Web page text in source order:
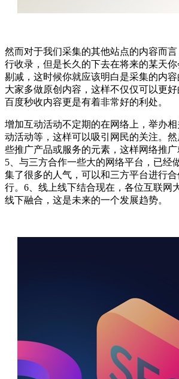
然而对于我们采集的其他站点的内容而
行收录，但是长久的下去在将来的某天
剔减，这时候你就应该明白是采集的内
大家多做原创内容，这样不仅仅可以更
百度秒收内容更是有着非常好的利处。
增加互动活动不定期的在网络上，举办
动活动等，这样可以吸引网民的关注。
些推广产品或服务的元素，这样网络推广
5、与三方合作一些大的网络平台，已经
集了很多的人气，可以和三方平台进行
行。6、线上线下结合现在，各位互联网
线下融合，这是未来的一个发展趋势。